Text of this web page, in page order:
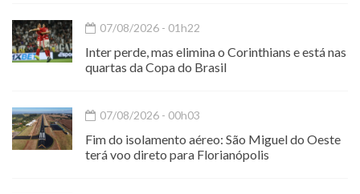
07/08/2026 - 01h22
Inter perde, mas elimina o Corinthians e está nas
quartas da Copa do Brasil
07/08/2026 - 00h03
Fim do isolamento aéreo: São Miguel do Oeste
terá voo direto para Florianópolis